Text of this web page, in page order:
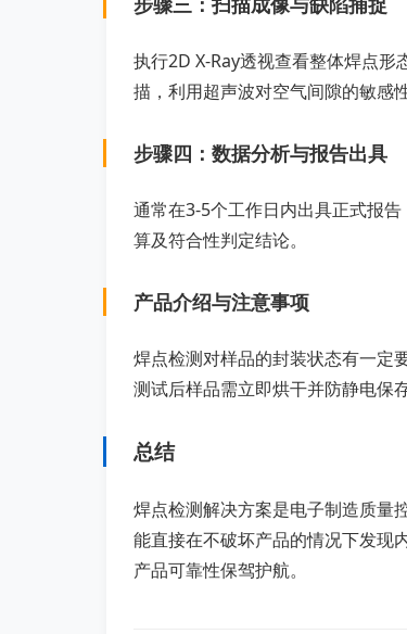
执行2D X-Ray透视查看整体焊点
描，利用超声波对空气间隙的敏感
步骤四：数据分析与报告出具
通常在3-5个工作日内出具正式报
算及符合性判定结论。
产品介绍与注意事项
焊点检测对样品的封装状态有一定
测试后样品需立即烘干并防静电保
总结
焊点检测解决方案是电子制造质量
能直接在不破坏产品的情况下发现
产品可靠性保驾护航。